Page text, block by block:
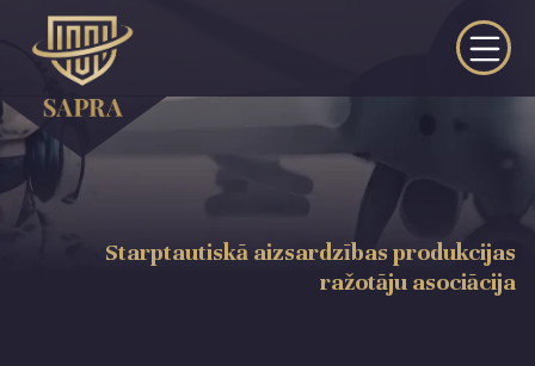
Starptautiskā aizsardzības produkcijas
ražotāju asociācija